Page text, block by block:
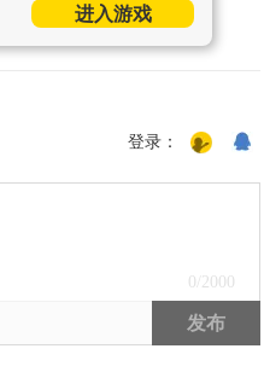
进入游戏
登录：
0 /2000
发布